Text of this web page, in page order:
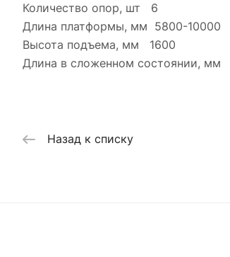
Количество опор, шт 6
Длина платформы, мм 5800-10000
Высота подъема, мм 1600
Длина в сложенном состоянии, мм
Назад к списку